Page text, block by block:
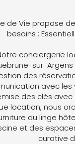
de Vie propose
besoins :
conciergerie
sur-
des
avec les
des clés
location, nous
du linge
et des
curative